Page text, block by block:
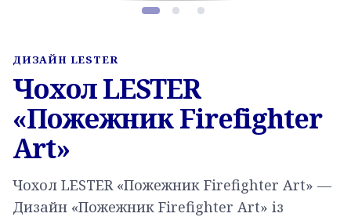
ДИЗАЙН LESTER
Чохол LESTER
«Пожежник Firefighter
Art»
Чохол LESTER «Пожежник Firefighter Art» —
Дизайн «Пожежник Firefighter Art» із